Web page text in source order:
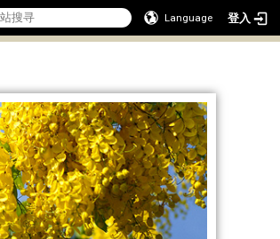
Language 登入